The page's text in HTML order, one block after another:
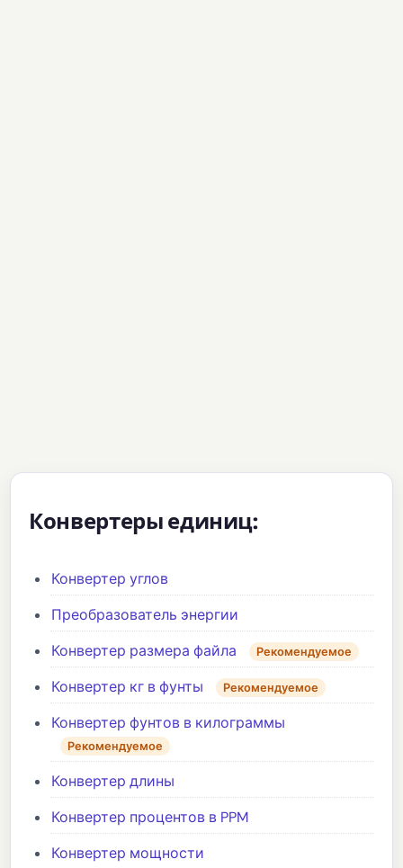
Конвертеры единиц:
Конвертер углов
Преобразователь энергии
Конвертер размера файла
Рекомендуемое
Конвертер кг в фунты Рекомендуемое
Конвертер фунтов в килограммы
Рекомендуемое
Конвертер длины
Конвертер процентов в PPM
Конвертер мощности